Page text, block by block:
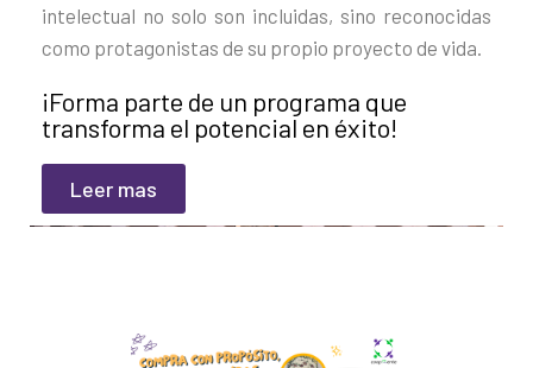
intelectual no solo son incluidas, sino reconocidas
como protagonistas de su propio proyecto de vida.
¡Forma parte de un programa que
transforma el potencial en éxito!
Leer mas